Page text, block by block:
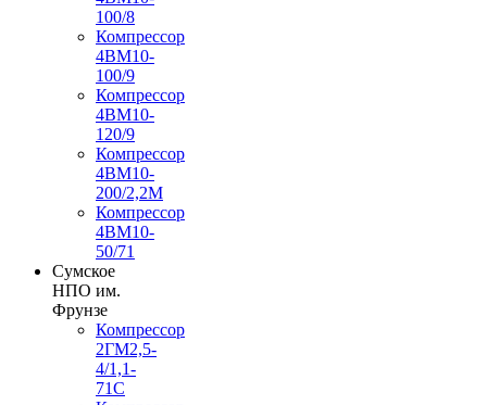
100/8
Компрессор
4ВМ10-
100/9
Компрессор
4ВМ10-
120/9
Компрессор
4ВМ10-
200/2,2М
Компрессор
4ВМ10-
50/71
Сумское
НПО им.
Фрунзе
Компрессор
2ГМ2,5-
4/1,1-
71С